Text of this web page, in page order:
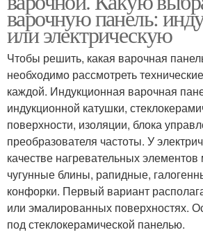
варочную панель:
или электрическую
Чтобы решить, какая варочная
необходимо рассмотреть
каждой. Индукционная варочная
индукционной катушки,
поверхности, изоляции, блока
преобразователя частоты. У
качестве нагревательных элементов
чугунные блины, рапидные,
конфорки. Первый вариант
или эмалированных поверхностях.
под стеклокерамической панелью.